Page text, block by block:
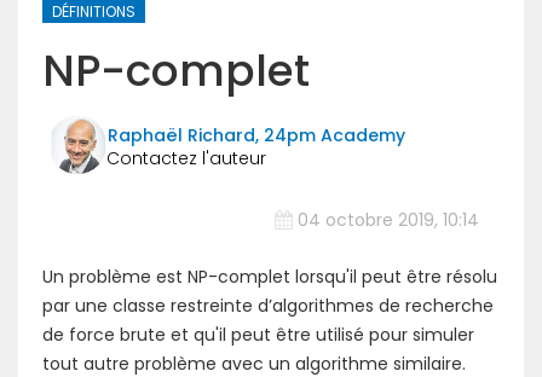
DÉFINITIONS
NP-complet
Raphaël Richard, 24pm Academy
04 octobre 2019, 10:14
Un problème est NP-complet lorsqu'il peut être résolu
par une classe restreinte d’algorithmes de recherche
de force brute et qu'il peut être utilisé pour simuler
tout autre problème avec un algorithme similaire.